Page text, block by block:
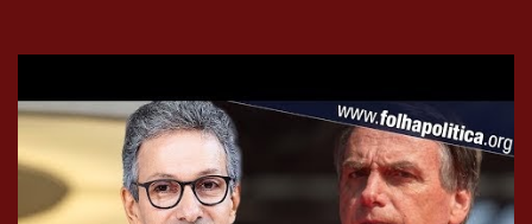
Executiva Nacional do PSDB (Valter Campanato/Agência Brasil) O
texto também põe fim a um mistério: três fontes confirmaram à
revista que o codinome “santo” que aparece em planilhas da
empreiteira refere-se ao governador de São Paulo, Geraldo
Alckmin (PSDB) — nenhum deles, no entanto, disse ter negociado